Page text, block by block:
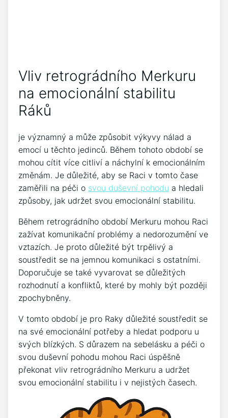
Vliv retrográdního Merkuru
na emocionální stabilitu
Ráků
je významný a může způsobit výkyvy nálad a
emocí u těchto jedinců. Během tohoto období se
mohou cítit více citliví a náchylní k emocionálním
změnám. Je důležité, aby se Raci v tomto čase
zaměřili na péči o svou duševní pohodu a hledali
způsoby, jak udržet svou emocionální stabilitu.
Během retrográdního období Merkuru mohou Raci
zažívat komunikační problémy a nedorozumění ve
vztazích. Je proto důležité být trpělivý a
soustředit se na jemnou komunikaci s ostatními.
Doporučuje se také vyvarovat se důležitých
rozhodnutí a konfliktů, které by mohly být později
zpochybněny.
V tomto období je pro Raky důležité soustředit se
na své emocionální potřeby a hledat podporu u
svých blízkých. S důrazem na sebelásku a péči o
svou duševní pohodu mohou Raci úspěšně
překonat vliv retrográdního Merkuru a udržet
svou emocionální stabilitu i v nejistých časech.